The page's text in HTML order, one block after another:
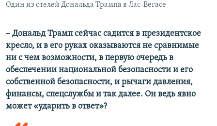
Один из отелей Дональда Трампа в Лас-Вегасе
– Дональд Трамп сейчас садится в президентское
кресло, и в его руках оказываются не сравнимые
ни с чем возможности, в первую очередь в
обеспечении национальной безопасности и его
собственной безопасности, и рычаги давления,
финансы, спецслужбы и так далее. Он ведь явно
может «ударить в ответ»​?